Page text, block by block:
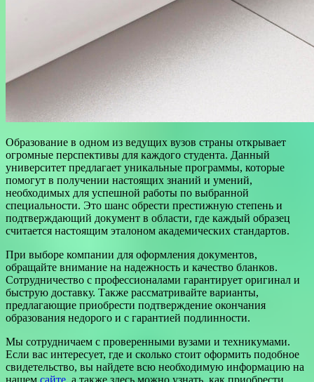
Образование в одном из ведущих вузов страны открывает
огромные перспективы для каждого студента. Данный
университет предлагает уникальные программы, которые
помогут в получении настоящих знаний и умений,
необходимых для успешной работы по выбранной
специальности. Это шанс обрести престижную степень и
подтверждающий документ в области, где каждый образец
считается настоящим эталоном академических стандартов.
При выборе компании для оформления документов,
обращайте внимание на надежность и качество бланков.
Сотрудничество с профессионалами гарантирует оригинал и
быструю доставку. Также рассматривайте варианты,
предлагающие приобрести подтверждение окончания
образования недорого и с гарантией подлинности.
Мы сотрудничаем с проверенными вузами и техникумами.
Если вас интересует, где и сколько стоит оформить подобное
свидетельство, вы найдете всю необходимую информацию на
нашем сайте, а также здесь можно узнать, как приобрести